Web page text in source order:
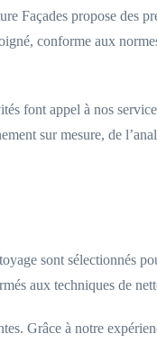
Façades propose des
conforme aux
font appel à nos
sur mesure, de
sont sélectionnés
aux techniques de
Grâce à notre